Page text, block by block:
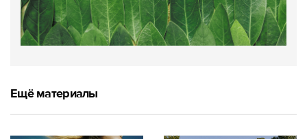
Ещё материалы